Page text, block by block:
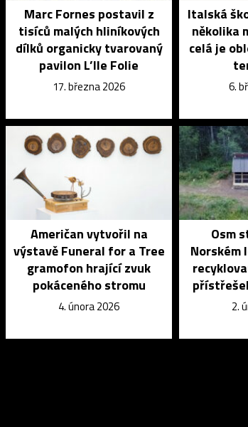
Marc Fornes postavil z
tisíců malých hliníkových
dílků organicky tvarovaný
pavilon L’Ile Folie
17. března 2026
Italská
několika
celá je
6.
Američan vytvořil na
výstavě Funeral for a Tree
gramofon hrající zvuk
pokáceného stromu
4. února 2026
Osm
Norském
2.